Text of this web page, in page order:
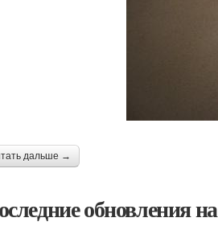
дальше →
обновления